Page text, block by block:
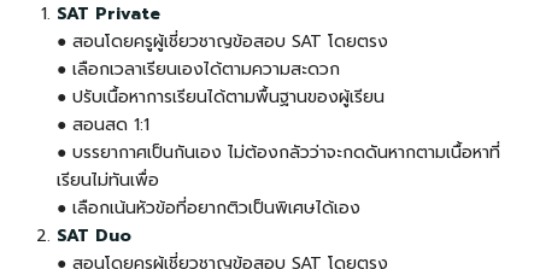
SAT Private
● สอนโดยครูผู้เชี่ยวชาญข้อสอบ SAT โดยตรง
● เลือกเวลาเรียนเองได้ตามความสะดวก
● ปรับเนื้อหาการเรียนได้ตามพื้นฐานของผู้เรียน
● สอนสด 1:1
● บรรยากาศเป็นกันเอง ไม่ต้องกลัวว่าจะกดดันหากตามเนื้อหาที่
เรียนไม่ทันเพื่อ
● เลือกเน้นหัวข้อที่อยากติวเป็นพิเศษได้เอง
SAT Duo